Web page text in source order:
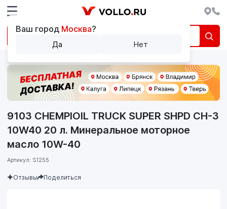
9103 CHEMPIOIL TRUCK SUPER SHPD CH-3
10W40 20 л. Минеральное моторное
масло 10W-40
Артикул: S1255
Отзывы Поделиться
Ваш город Москва?
Да Нет